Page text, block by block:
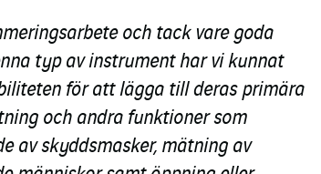
och tack vare goda
typ av instrument har vi kunnat
för att lägga till deras primära
och andra funktioner som
av skyddsmasker, mätning av